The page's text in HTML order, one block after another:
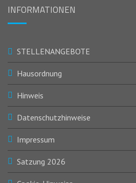
INFORMATIONEN
STELLENANGEBOTE
Hausordnung
Hinweis
Datenschutzhinweise
Impressum
Satzung 2026